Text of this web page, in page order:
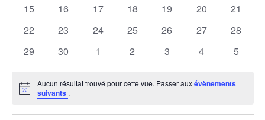
0
15
0
16
0
17
0
18
0
19
0
20
0
21
0
22
0
23
0
24
0
25
0
26
0
27
0
28
0
29
0
30
0
1
0
2
0
3
0
4
0
5
Notice
Aucun résultat trouvé pour cette vue. Passer auxévènements
suivants .